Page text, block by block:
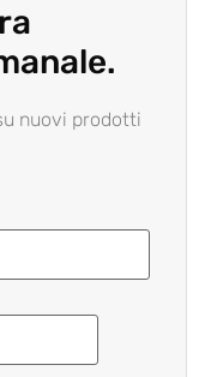
nuovi prodotti